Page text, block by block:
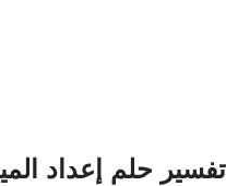
تفسير حلم إعداد